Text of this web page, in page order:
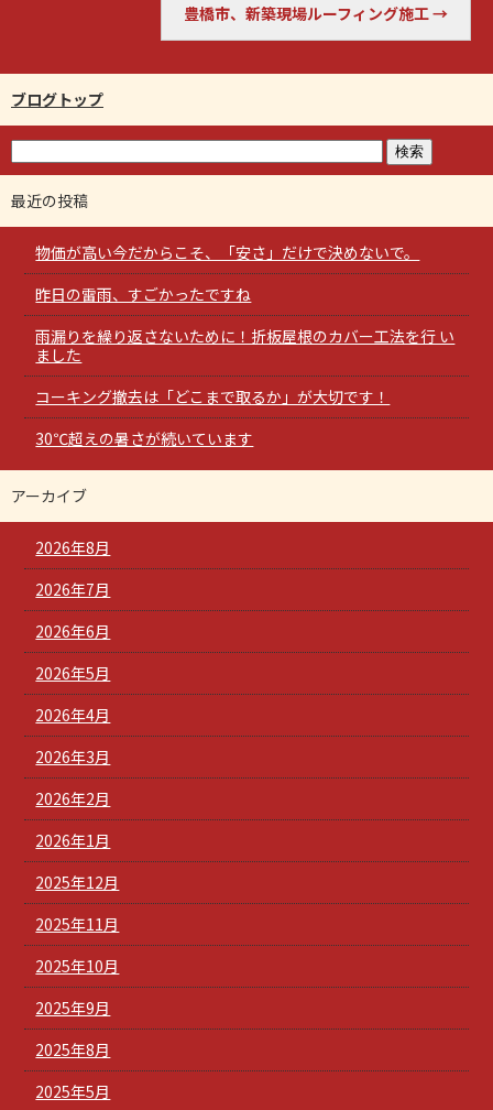
豊橋市、新築現場ルーフィング施工→
ブログトップ
最近の投稿
物価が高い今だからこそ、「安さ」だけで決めないで。
昨日の雷雨、すごかったですね
雨漏りを繰り返さないために！折板屋根のカバー工法を行 い
ました
コーキング撤去は「どこまで取るか」が大切です！
30℃超えの暑さが続いています
アーカイブ
2026年8月
2026年7月
2026年6月
2026年5月
2026年4月
2026年3月
2026年2月
2026年1月
2025年12月
2025年11月
2025年10月
2025年9月
2025年8月
2025年5月